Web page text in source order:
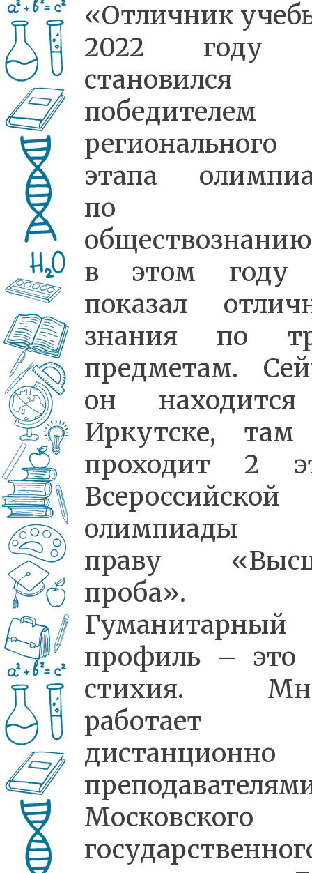
«Отличник
2022 году
становился
победителем
регионального
этапа
по
в этом году
показал
знания по
предметам.
он
Иркутске,
проходит 2
Всероссийской
олимпиады
праву
проба».
Гуманитарный
профиль – это
стихия.
работает
Московского